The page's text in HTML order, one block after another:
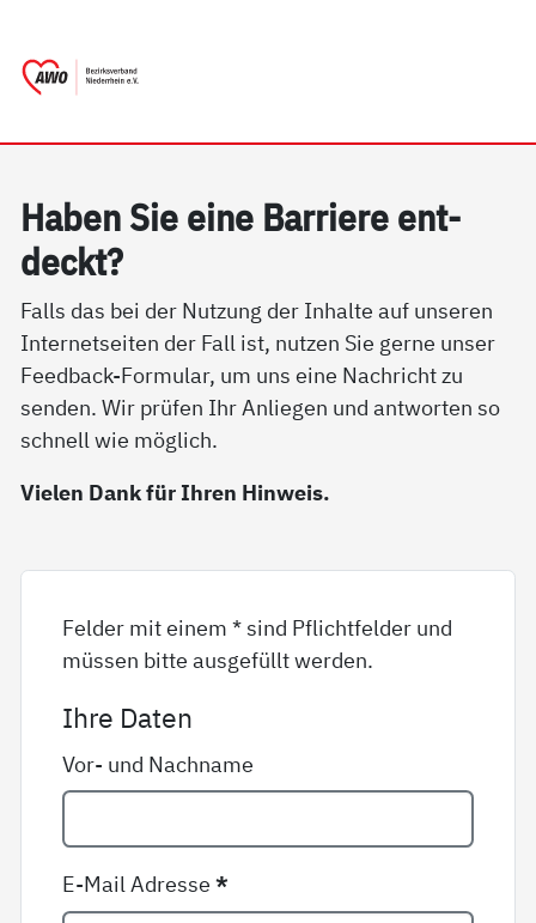
Ha­ben Sie ei­ne Bar­rie­re ent­
deckt?
Falls das bei der Nutzung der Inhalte auf unseren
Internetseiten der Fall ist, nutzen Sie gerne unser
Feedback-Formular, um uns eine Nachricht zu
senden. Wir prüfen Ihr Anliegen und antworten so
schnell wie möglich.
Vielen Dank für Ihren Hinweis.
Felder mit einem * sind Pflichtfelder und
müssen bitte ausgefüllt werden.
Ihre Daten
Vor- und Nachname
E-Mail Adresse*